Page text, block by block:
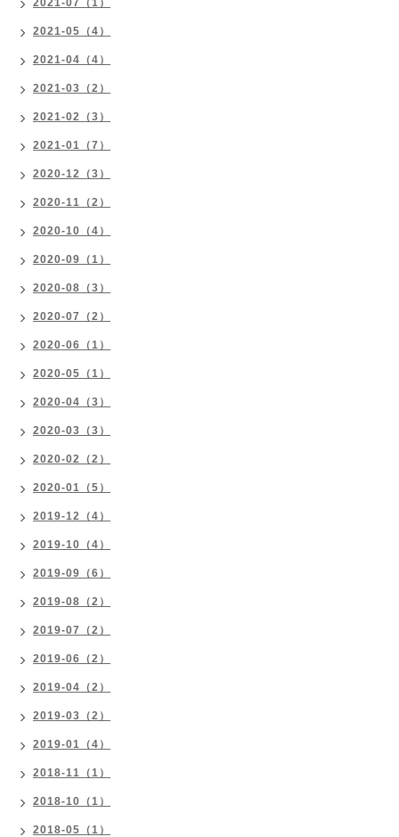
2021-07（1）
2021-05（4）
2021-04（4）
2021-03（2）
2021-02（3）
2021-01（7）
2020-12（3）
2020-11（2）
2020-10（4）
2020-09（1）
2020-08（3）
2020-07（2）
2020-06（1）
2020-05（1）
2020-04（3）
2020-03（3）
2020-02（2）
2020-01（5）
2019-12（4）
2019-10（4）
2019-09（6）
2019-08（2）
2019-07（2）
2019-06（2）
2019-04（2）
2019-03（2）
2019-01（4）
2018-11（1）
2018-10（1）
2018-05（1）